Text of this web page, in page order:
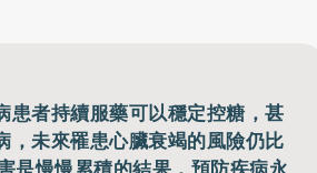
者持續服藥可以穩定控糖，甚
未來罹患心臟衰竭的風險仍比